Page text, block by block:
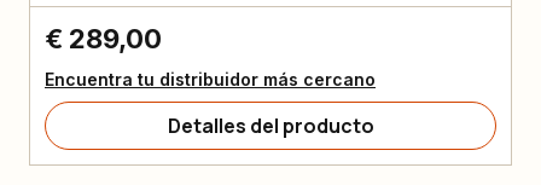
€ 289,00
Encuentra tu distribuidor más cercano
Detalles del producto